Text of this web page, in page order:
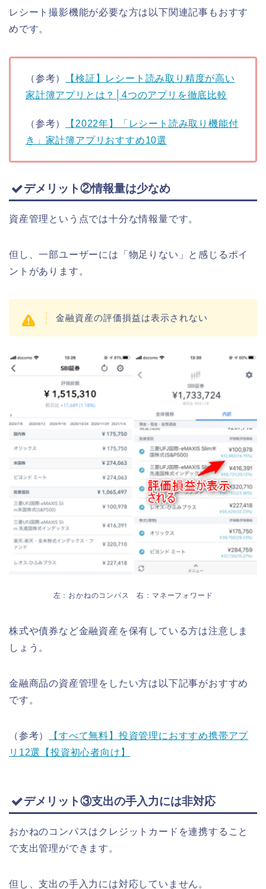
レシート撮影機能が必要な方は以下関連記事もおすす
めです。
（参考）
【検証】レシート読み取り精度が高い
家計簿アプリとは？│4つのアプリを徹底比較
（参考）
【2022年】「レシート読み取り機能付
き」家計簿アプリおすすめ10選
デメリット②情報量は少なめ
資産管理という点では十分な情報量です。
但し、一部ユーザーには「物足りない」と感じるポイ
ントがあります。
金融資産の評価損益は表示されない
左：おかねのコンパス 右：マネーフォワード
株式や債券など金融資産を保有している方は注意しま
しょう。
金融商品の資産管理をしたい方は以下記事がおすすめ
です。
（参考）
【すべて無料】投資管理におすすめ携帯アプ
リ12選【投資初心者向け】
デメリット③支出の手入力には非対応
おかねのコンパスはクレジットカードを連携すること
で支出管理ができます。
但し、支出の手入力には対応していません。